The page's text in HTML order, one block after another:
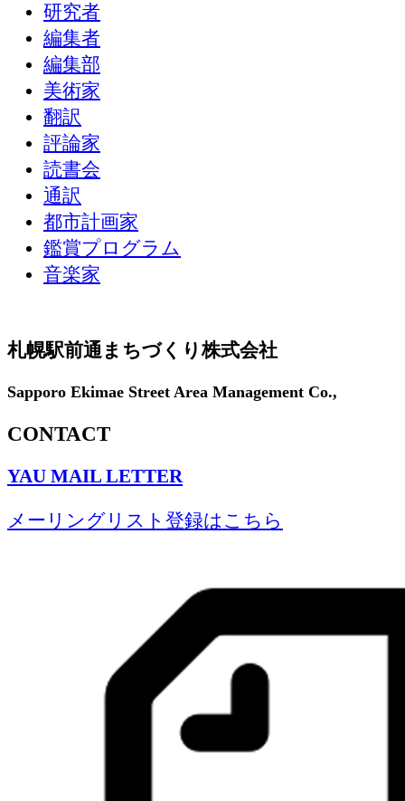
研究者
編集者
編集部
美術家
翻訳
評論家
読書会
通訳
都市計画家
鑑賞プログラム
音楽家
札幌駅前通まちづくり株式会社
Sapporo Ekimae Street Area Management Co.,
CONTACT
YAU MAIL LETTER
メーリングリスト登録はこちら